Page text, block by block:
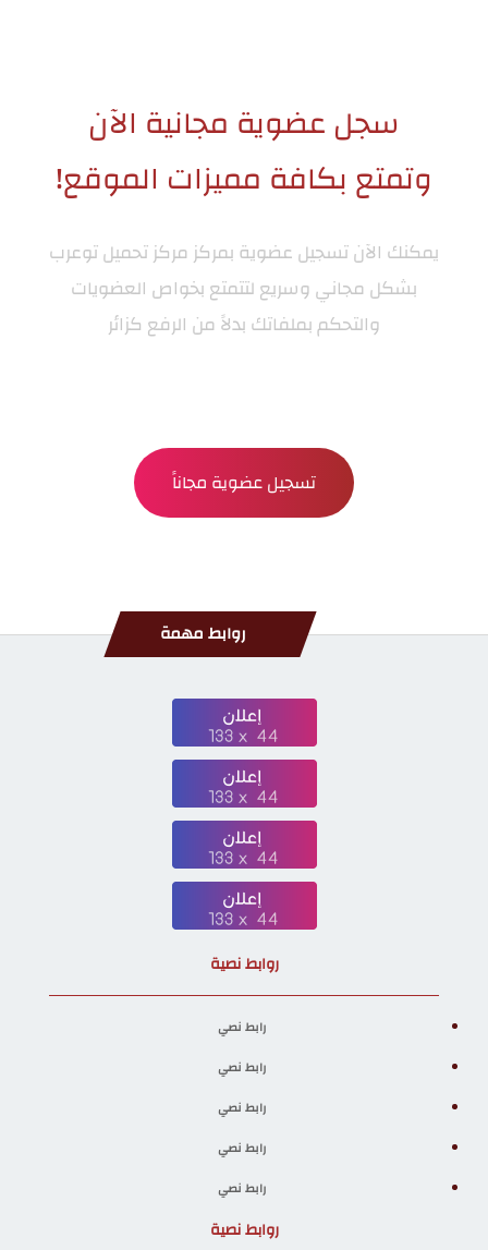
سجل عضوية مجانية الآن
وتمتع بكافة مميزات الموقع!
يمكنك الآن تسجيل عضوية بمركزمركز تحميل توعرب
بشكل مجاني وسريع لتتمتع بخواص العضويات
والتحكم بملفاتك بدلاً من الرفع كزائر
تسجيل عضوية مجاناً
روابط مهمة
روابط نصية
رابط نصي
رابط نصي
رابط نصي
رابط نصي
رابط نصي
روابط نصية